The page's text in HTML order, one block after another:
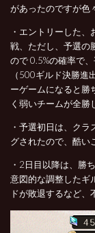
があったのですが色
・エントリーした
戦、ただし、予選の
ので 0.5%の確率で
（500ギルド決勝進
ーゲームになると
く弱いチームが全勝
・予選初日は、ク
グされたので、酷い
・2日目以降は、勝
意図的な調整したギ
ドが敗退するなど、